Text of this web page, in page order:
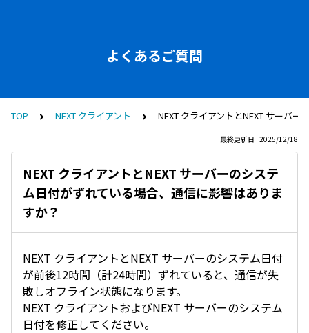
よくあるご質問
TOP NEXT クライアント NEXT クライアントとNEXT サーバ
最終更新日 : 2025/12/18
NEXT クライアントとNEXT サーバーのシステ
ム日付がずれている場合、通信に影響はありま
すか？
NEXT クライアントとNEXT サーバーのシステム日付
が前後12時間（計24時間）ずれていると、通信が失
敗しオフライン状態になります。
NEXT クライアントおよびNEXT サーバーのシステム
日付を修正してください。